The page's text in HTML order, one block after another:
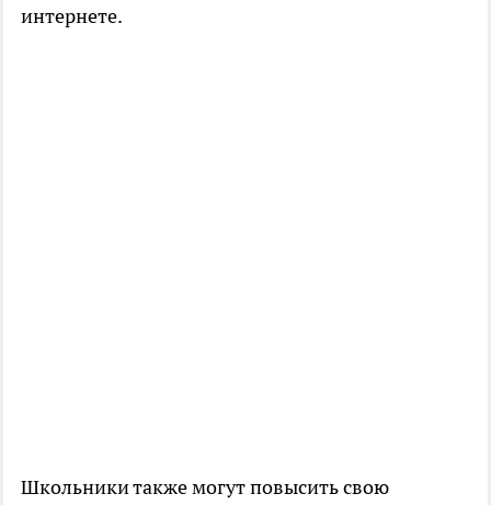
интернете.
Школьники также могут повысить свою